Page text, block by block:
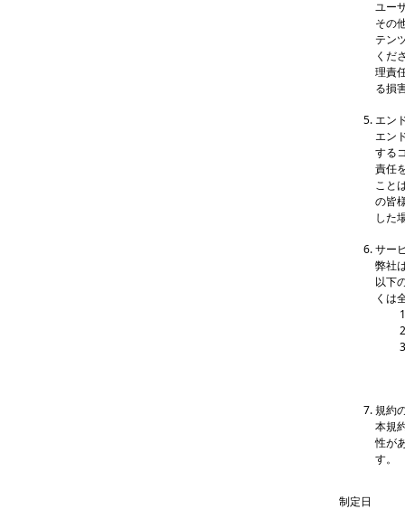
ユー
その
テン
くだ
理責
る損
エン
エン
する
責任
こと
の皆
した
サー
弊社
以下
くは
規約
本規
性が
す。
制定日